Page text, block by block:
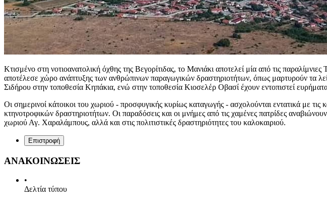
Κτισμένο στη νοτιοανατολική όχθης της Βεγορίτιδας, το Μανιάκι αποτελεί μία από τις
αποτέλεσε χώρο ανάπτυξης των ανθρώπινων παραγωγικών δραστηριοτήτων, όπως μαρτυρούν τα
Σιδήρου στην τοποθεσία Κηπάκια, ενώ στην τοποθεσία Κιοσελέρ Οβασί έχουν εντοπιστεί
Οι σημερινοί κάτοικοι του χωριού - προσφυγικής κυρίως καταγωγής - ασχολούνται εντατικά με
κτηνοτροφικών δραστηριοτήτων. Οι παραδόσεις και οι μνήμες από τις χαμένες πατρίδες
χωριού Αγ. Χαραλάμπους, αλλά και στις πολιτιστικές δραστηριότητες του καλοκαιριού.
Επιστροφή
ΑΝΑΚΟΙΝΩΣΕΙΣ
•
Δελτία τύπου